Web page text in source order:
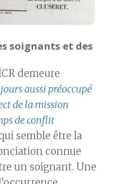
soignants et des
demeure
aussi préoccupé
de la mission
de conflit
semble être la
connue
un soignant. Une